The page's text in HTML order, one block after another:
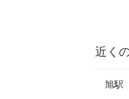
近く
旭駅